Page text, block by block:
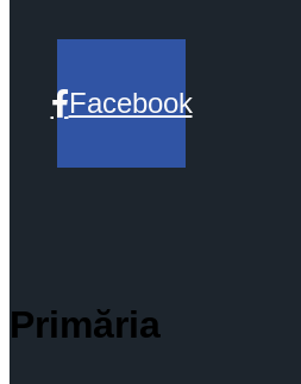
Facebook
Primăria